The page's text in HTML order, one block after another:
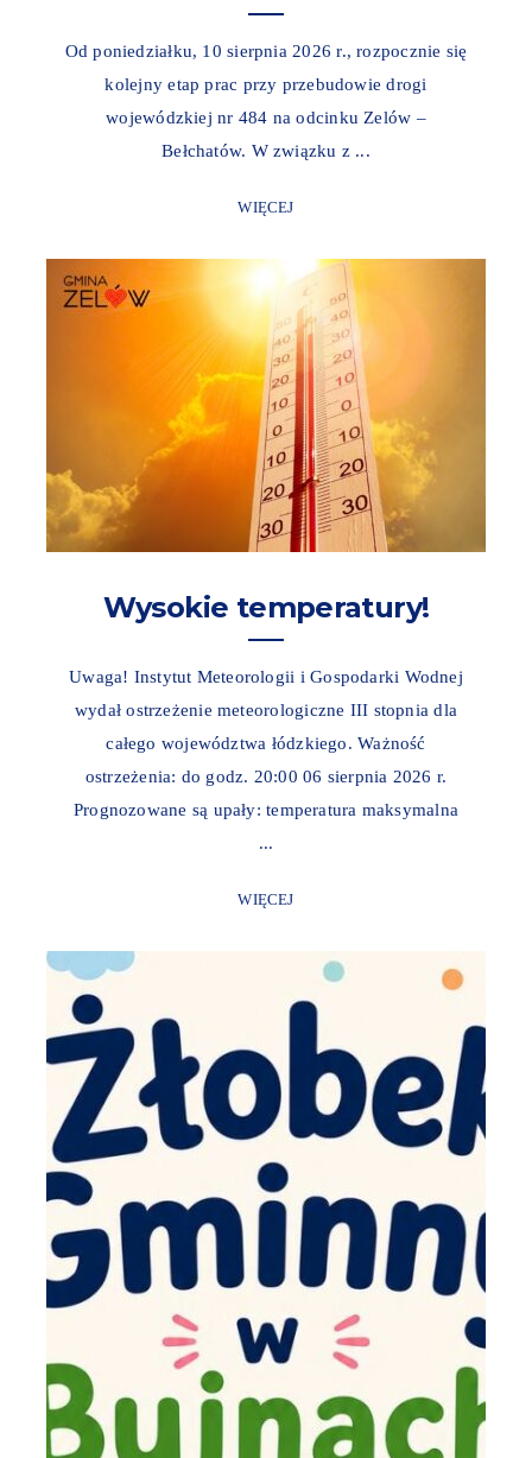
Od poniedziałku, 10 sierpnia 2026 r., rozpocznie się
kolejny etap prac przy przebudowie drogi
wojewódzkiej nr 484 na odcinku Zelów –
Bełchatów. W związku z ...
WIĘCEJ
Wysokie temperatury!
Uwaga! Instytut Meteorologii i Gospodarki Wodnej
wydał ostrzeżenie meteorologiczne III stopnia dla
całego województwa łódzkiego. Ważność
ostrzeżenia: do godz. 20:00 06 sierpnia 2026 r.
Prognozowane są upały: temperatura maksymalna
...
WIĘCEJ